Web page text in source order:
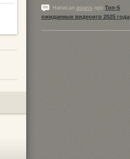
Написал astass про Топ-5
ожидаемых видеоигр 2025 года